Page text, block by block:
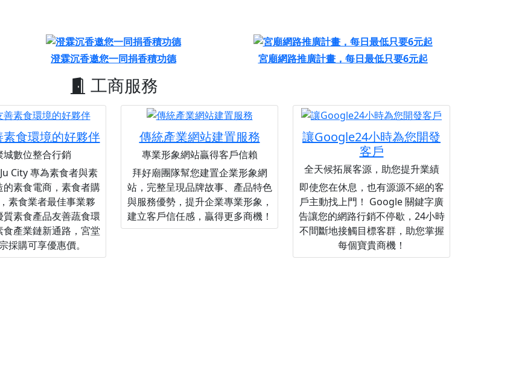
澄霖沉香邀您一同捐香積功德 宮廟網路推廣計畫，每日最低只要6元起
工商服務
食環境的好夥伴
城數位整合行銷
City 專為素食者與素
的素食電商，素食者購
素食業者最佳事業夥
質素食產品友善蔬食環
食產業鏈新通路，宮堂
採購可享優惠價。
傳統產業網站建置服務
專業形象網站贏得客戶信賴
拜好廟團隊幫您建置企業形象網
站，完整呈現品牌故事、產品特色
與服務優勢，提升企業專業形象，
建立客戶信任感，贏得更多商機！
讓Google24小時為您開發
客戶
全天候拓展客源，助您提升業績
即使您在休息，也有源源不絕的客
戶主動找上門！ Google 關鍵字廣
告讓您的網路行銷不停歇，24小時
不間斷地接觸目標客群，助您掌握
每個寶貴商機！